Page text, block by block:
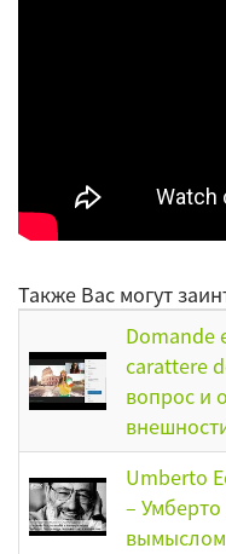
Также Вас могут
Domande
carattere
вопрос и
Umberto
–